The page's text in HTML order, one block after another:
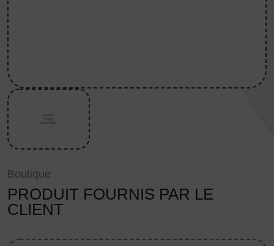
Boutique
PRODUIT FOURNIS PAR LE
CLIENT